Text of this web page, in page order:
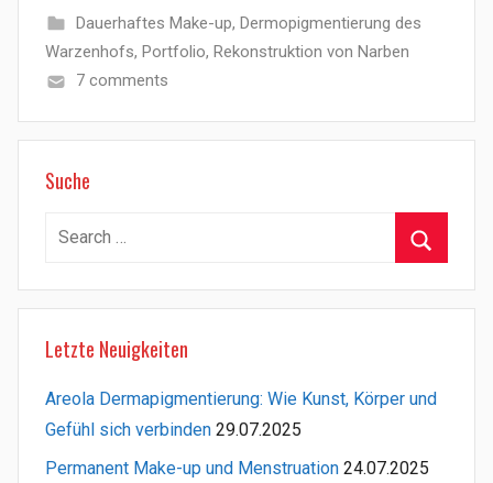
Dauerhaftes Make-up, Dermopigmentierung des
Warzenhofs, Portfolio, Rekonstruktion von Narben
7 comments
Suche
Search
Letzte Neuigkeiten
Areola Dermapigmentierung: Wie Kunst, Körper und
Gefühl sich verbinden 29.07.2025
Permanent Make-up und Menstruation 24.07.2025